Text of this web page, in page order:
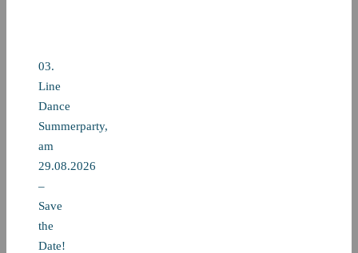
03.
Line
Dance
Summerparty,
am
29.08.2026
–
Save
the
Date!